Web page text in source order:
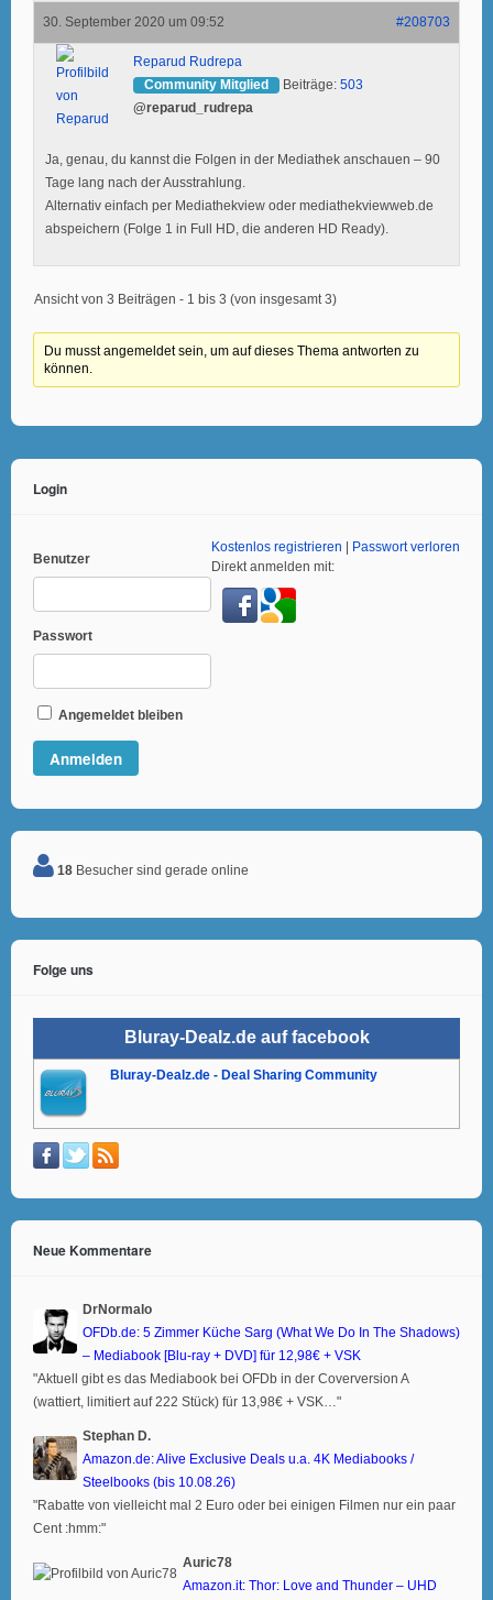
30. September 2020 um 09:52 #208703
Reparud Rudrepa
Community Mitglied
Beiträge: 503
@reparud_rudrepa
Ja, genau, du kannst die Folgen in der Mediathek anschauen – 90
Tage lang nach der Ausstrahlung.
Alternativ einfach per Mediathekview oder mediathekviewweb.de
abspeichern (Folge 1 in Full HD, die anderen HD Ready).
Ansicht von 3 Beiträgen - 1 bis 3 (von insgesamt 3)
Du musst angemeldet sein, um auf dieses Thema antworten zu
können.
Login
Benutzer
Passwort
Angemeldet bleiben
Kostenlos registrieren
Passwort verloren
Direkt anmelden mit:
18 Besucher sind gerade online
Folge uns
Bluray-Dealz.de auf facebook
Bluray-Dealz.de - Deal Sharing Community
Neue Kommentare
DrNormalo
OFDb.de: 5 Zimmer Küche Sarg (What We Do In The Shadows)
– Mediabook [Blu-ray + DVD] für 12,98€ + VSK
"Aktuell gibt es das Mediabook bei OFDb in der Coverversion A
(wattiert, limitiert auf 222 Stück) für 13,98€ + VSK…"
Stephan D.
Amazon.de: Alive Exclusive Deals u.a. 4K Mediabooks /
Steelbooks (bis 10.08.26)
"Rabatte von vielleicht mal 2 Euro oder bei einigen Filmen nur ein paar
Cent :hmm:"
Auric78
Amazon.it: Thor: Love and Thunder – UHD